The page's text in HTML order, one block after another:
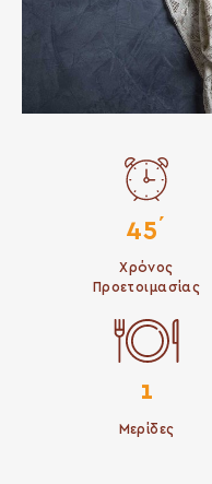
45΄
Χρόνος
Προετοιμασίας
1
Μερίδες